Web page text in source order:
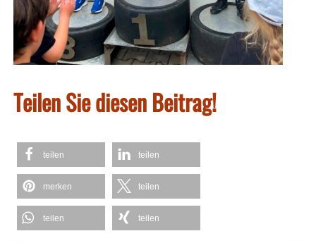
Teilen Sie diesen Beitrag!
teilen teilen
merken teilen
teilen teilen